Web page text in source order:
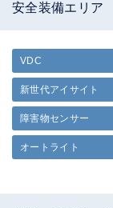
安全装備エリア
VDC
新世代アイサイト
障害物センサー
オートライト